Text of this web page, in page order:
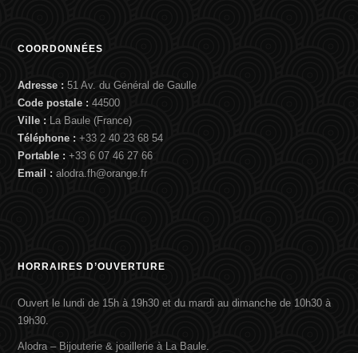
COORDONNÉES
Adresse :51 Av. du Général de Gaulle
Code postale :44500
Ville : La Baule (France)
Téléphone :+33 2 40 23 68 54
Portable :+33 6 07 46 27 66
Email :alodra.fh@orange.fr
HORRAIRES D’OUVERTURE
Ouvert le lundi de 15h à 19h30 et du mardi au dimanche de 10h30 à
19h30.
Alodra – Bijouterie & joaillerie à La Baule.